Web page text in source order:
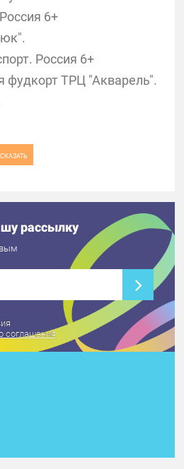
6+
Россия 6+
фудкорт ТРЦ "Акварель".
рассылку
соглашения